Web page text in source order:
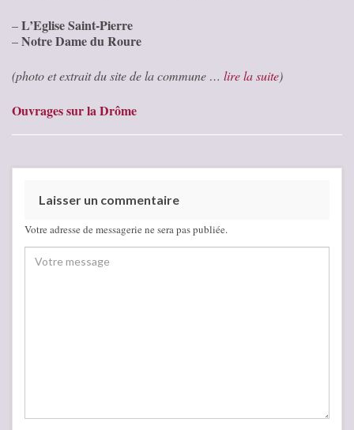
–L’Eglise Saint-Pierre
–Notre Dame du Roure
(photo et extrait du site de la commune … lire la suite)
Ouvrages sur la Drôme
Laisser un commentaire
Votre adresse de messagerie ne sera pas publiée.